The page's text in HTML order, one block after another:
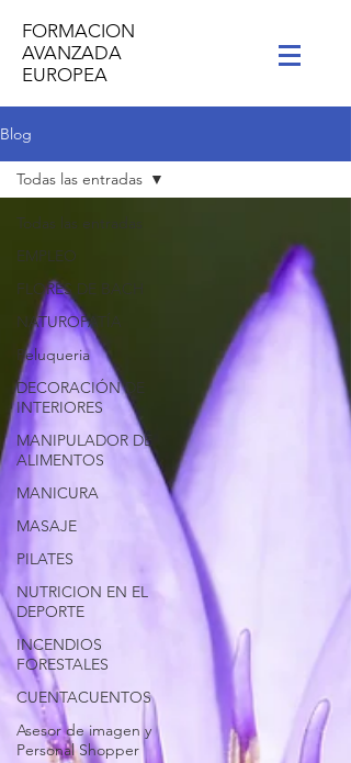
FORMACION
AVANZADA
EUROPEA
Blog
Todas las entradas
EMPLEO
FLORES DE BACH
NATUROPATÍA
Peluqueria
DECORACIÓN DE
INTERIORES
MANIPULADOR DE
ALIMENTOS
MANICURA
MASAJE
PILATES
NUTRICION EN EL
DEPORTE
INCENDIOS
FORESTALES
CUENTACUENTOS
Asesor de imagen y
Personal Shopper
Todas las entradas